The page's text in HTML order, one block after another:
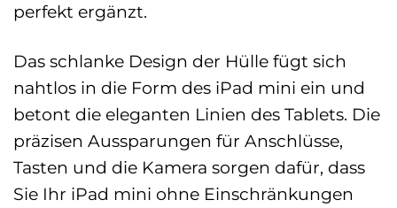
perfekt ergänzt.
Das schlanke Design der Hülle fügt sich
nahtlos in die Form des iPad mini ein und
betont die eleganten Linien des Tablets. Die
präzisen Aussparungen für Anschlüsse,
Tasten und die Kamera sorgen dafür, dass
Sie Ihr iPad mini ohne Einschränkungen